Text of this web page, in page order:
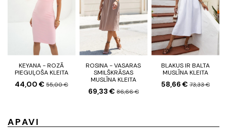
KEYANA - ROZĀ
PIEGUĻOŠA KLEITA
44,00 €55,00 €
ROSINA - VASARAS
SMILŠKRĀSAS
MUSLĪNA KLEITA
69,33 € 86,66 €
BLAKUS IR BALTA
MUSLĪNA KLEITA
58,66 € 73,33 €
APAVI